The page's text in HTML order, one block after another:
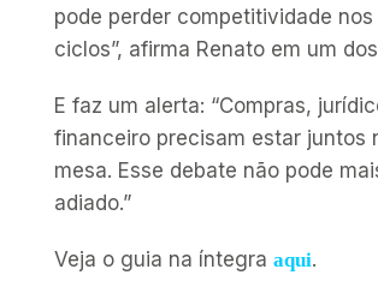
pode perder competitividade nos
ciclos”, afirma Renato em um
E faz um alerta: “Compras,
financeiro precisam estar juntos
mesa. Esse debate não pode
adiado.”
Veja o guia na íntegra aqui.